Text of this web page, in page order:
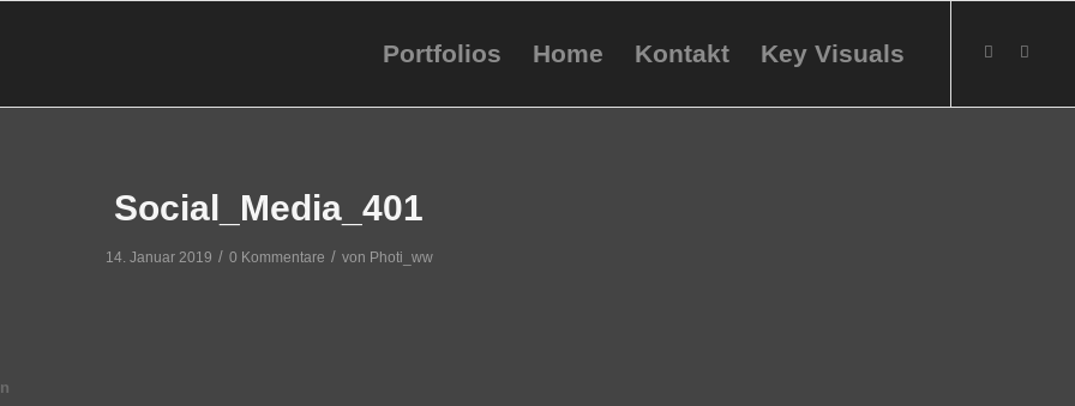
Portfolios Home Kontakt Key Visuals
Social_Media_401
14. Januar 2019 / 0 Kommentare / von Photi_ww